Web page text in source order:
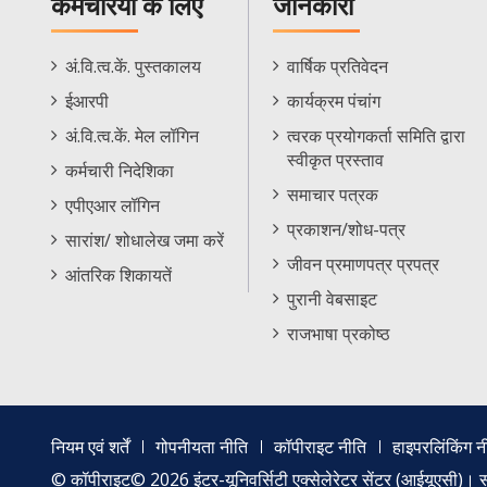
कर्मचरियों के लिए
Staff
Footer
Menu
अं.वि.त्व.कें. पुस्तकालय
ईआरपी
अं.वि.त्व.कें. मेल लॉगिन
कर्मचारी निदेशिका
एपीएआर लॉगिन
सारांश/ शोधालेख जमा करें
आंतरिक शिकायतें
जानकारी
Informations
Menu
वार्षिक प्रतिवेदन
कार्यक्रम पंचांग
त्वरक प्रयोगकर्ता समिति द्वारा
स्वीकृत प्रस्ताव
समाचार पत्रक
प्रकाशन/शोध-पत्र
जीवन प्रमाणपत्र प्रपत्र
पुरानी वेबसाइट
राजभाषा प्रकोष्ठ
Footer
नियम एवं शर्तें गोपनीयता नीति कॉपीराइट नीति
हाइपरलिंकिंग
© कॉपीराइट© 2026 इंटर-यूनिवर्सिटी एक्सेलेरेटर सेंटर (आईयूएसी)।